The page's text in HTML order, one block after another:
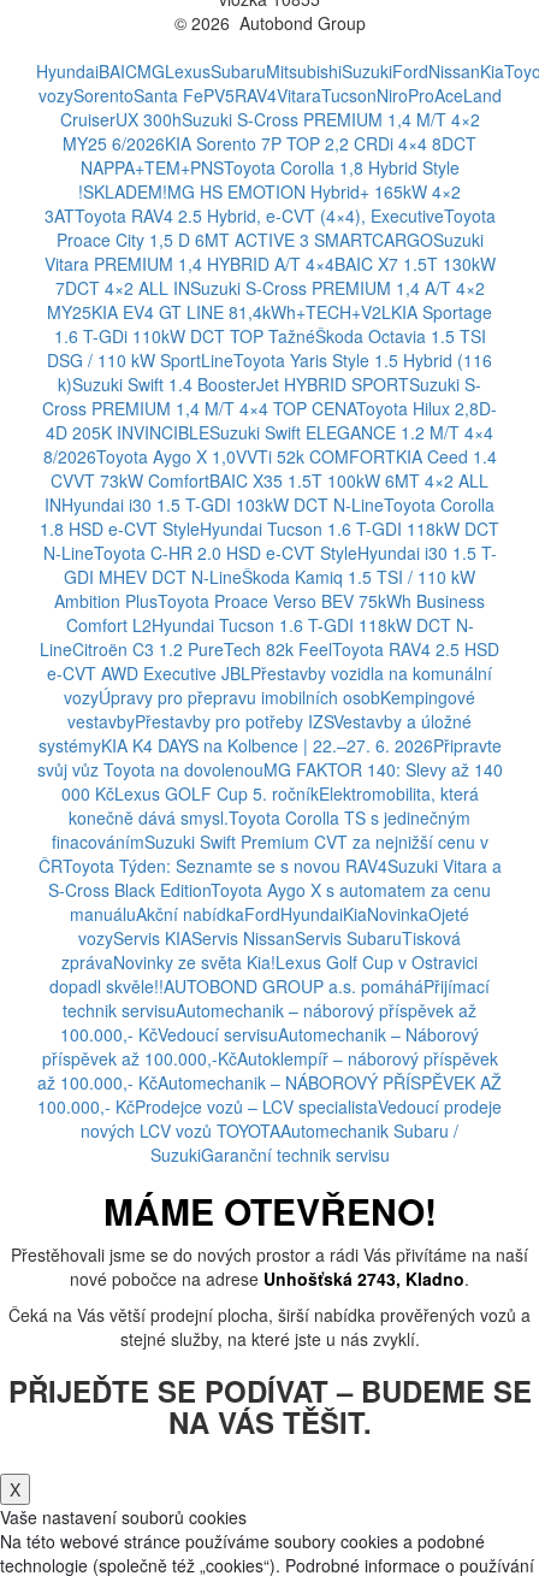
© 2026 Autobond Group
HyundaiBAICMGLexusSubaruMitsubishiSuzukiFordNissanKia
vozySorentoSanta FePV5RAV4VitaraTucsonNiroProAceLand
CruiserUX 300hSuzuki S-Cross PREMIUM 1,4 M/T 4×2
MY25 6/2026KIA Sorento 7P TOP 2,2 CRDi 4×4 8DCT
NAPPA+TEM+PNSToyota Corolla 1,8 Hybrid Style
!SKLADEM!MG HS EMOTION Hybrid+ 165kW 4×2
3ATToyota RAV4 2.5 Hybrid, e-CVT (4×4), ExecutiveToyota
Proace City 1,5 D 6MT ACTIVE 3 SMARTCARGOSuzuki
Vitara PREMIUM 1,4 HYBRID A/T 4×4BAIC X7 1.5T 130kW
7DCT 4×2 ALL INSuzuki S-Cross PREMIUM 1,4 A/T 4×2
MY25KIA EV4 GT LINE 81,4kWh+TECH+V2LKIA Sportage
1.6 T-GDi 110kW DCT TOP TažnéŠkoda Octavia 1.5 TSI
DSG / 110 kW SportLineToyota Yaris Style 1.5 Hybrid (116
k)Suzuki Swift 1.4 BoosterJet HYBRID SPORTSuzuki S-
Cross PREMIUM 1,4 M/T 4×4 TOP CENAToyota Hilux 2,8D-
4D 205K INVINCIBLESuzuki Swift ELEGANCE 1.2 M/T 4×4
8/2026Toyota Aygo X 1,0VVTi 52k COMFORTKIA Ceed 1.4
CVVT 73kW ComfortBAIC X35 1.5T 100kW 6MT 4×2 ALL
INHyundai i30 1.5 T-GDI 103kW DCT N-LineToyota Corolla
1.8 HSD e-CVT StyleHyundai Tucson 1.6 T-GDI 118kW DCT
N-LineToyota C-HR 2.0 HSD e-CVT StyleHyundai i30 1.5 T-
GDI MHEV DCT N-LineŠkoda Kamiq 1.5 TSI / 110 kW
Ambition PlusToyota Proace Verso BEV 75kWh Business
Comfort L2Hyundai Tucson 1.6 T-GDI 118kW DCT N-
LineCitroën C3 1.2 PureTech 82k FeelToyota RAV4 2.5 HSD
e-CVT AWD Executive JBLPřestavby vozidla na komunální
vozyÚpravy pro přepravu imobilních osobKempingové
vestavbyPřestavby pro potřeby IZSVestavby a úložné
systémyKIA K4 DAYS na Kolbence | 22.–27. 6. 2026Připravte
svůj vůz Toyota na dovolenouMG FAKTOR 140: Slevy až 140
000 KčLexus GOLF Cup 5. ročníkElektromobilita, která
konečně dává smysl.Toyota Corolla TS s jedinečným
finacovánímSuzuki Swift Premium CVT za nejnižší cenu v
ČRToyota Týden: Seznamte se s novou RAV4Suzuki Vitara a
S-Cross Black EditionToyota Aygo X s automatem za cenu
manuáluAkční nabídkaFordHyundaiKiaNovinkaOjeté
vozyServis KIAServis NissanServis SubaruTisková
zprávaNovinky ze světa Kia!Lexus Golf Cup v Ostravici
dopadl skvěle!!AUTOBOND GROUP a.s. pomáháPřijímací
technik servisuAutomechanik – náborový příspěvek až
100.000,- KčVedoucí servisuAutomechanik – Náborový
příspěvek až 100.000,-KčAutoklempíř – náborový příspěvek
až 100.000,- KčAutomechanik – NÁBOROVÝ PŘÍSPĚVEK AŽ
100.000,- KčProdejce vozů – LCV specialistaVedoucí prodeje
nových LCV vozů TOYOTAAutomechanik Subaru /
SuzukiGaranční technik servisu
MÁME OTEVŘENO!
Přestěhovali jsme se do nových prostor a rádi Vás přivítáme na naší
nové pobočce na adrese Unhošťská 2743, Kladno.
Čeká na Vás větší prodejní plocha, širší nabídka prověřených vozů a
stejné služby, na které jste u nás zvyklí.
PŘIJEĎTE SE PODÍVAT – BUDEME SE
NA VÁS TĚŠIT.
X
Vaše nastavení souborů cookies
Na této webové stránce používáme soubory cookies a podobné
technologie (společně též „cookies“). Podrobné informace o používání